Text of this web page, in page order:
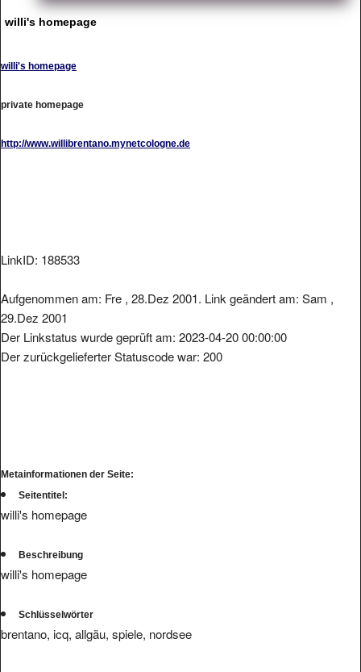
willi's homepage
willi's homepage
private homepage
http://www.willibrentano.mynetcologne.de
LinkID: 188533
Aufgenommen am: Fre , 28.Dez 2001. Link geändert am: Sam ,
29.Dez 2001
Der Linkstatus wurde geprüft am: 2023-04-20 00:00:00
Der zurückgelieferter Statuscode war: 200
Metainformationen der Seite:
Seitentitel:
willi's homepage
Beschreibung
willi's homepage
Schlüsselwörter
brentano, icq, allgäu, spiele, nordsee